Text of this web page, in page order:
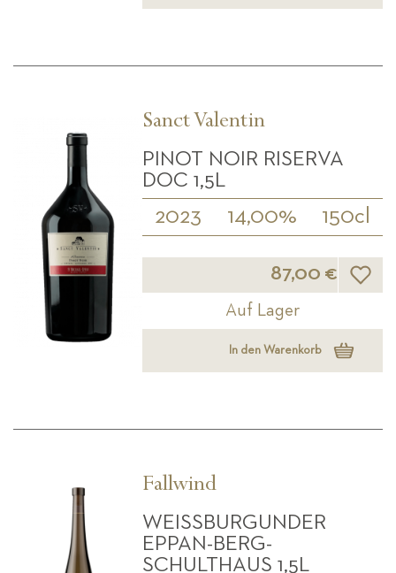
Sanct Valentin
PINOT NOIR RISERVA
DOC 1,5L
2023 14,00% 150cl
87,00 €
Auf Lager
In den Warenkorb
Fallwind
WEISSBURGUNDER E
PPAN-BERG- S
CHULTHAUS 1,5L